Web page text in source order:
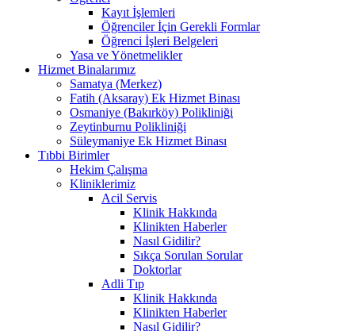
Kayıt İşlemleri
Öğrenciler İçin Gerekli Formlar
Öğrenci İşleri Belgeleri
Yasa ve Yönetmelikler
Hizmet Binalarımız
Samatya (Merkez)
Fatih (Aksaray) Ek Hizmet Binası
Osmaniye (Bakırköy) Polikliniği
Zeytinburnu Polikliniği
Süleymaniye Ek Hizmet Binası
Tıbbi Birimler
Hekim Çalışma
Kliniklerimiz
Acil Servis
Klinik Hakkında
Klinikten Haberler
Nasıl Gidilir?
Sıkça Sorulan Sorular
Doktorlar
Adli Tıp
Klinik Hakkında
Klinikten Haberler
Nasıl Gidilir?